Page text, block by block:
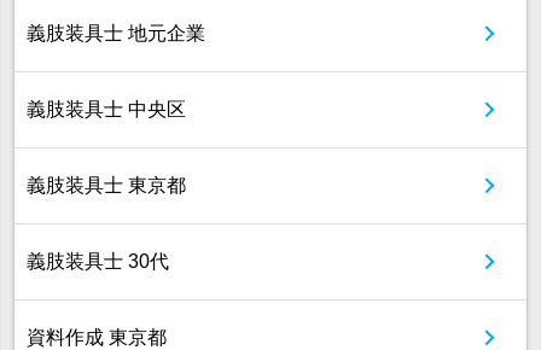
義肢装具士 地元企業
義肢装具士 中央区
義肢装具士 東京都
義肢装具士 30代
資料作成 東京都